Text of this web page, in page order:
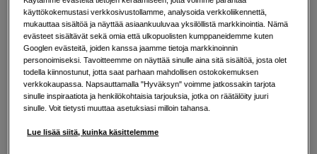
59 EUR
Määrä
Lisää ostoskoriin
käyttökokemustasi verkkosivustollamme, analysoida verkkoliikennettä,
mukauttaa sisältöä ja näyttää asiaankuuluvaa yksilöllistä markkinointia. Nämä
evästeet sisältävät sekä omia että ulkopuolisten kumppaneidemme kuten
Googlen evästeitä, joiden kanssa jaamme tietoja markkinoinnin
personoimiseksi. Tavoitteemme on näyttää sinulle aina sitä sisältöä, josta olet
todella kiinnostunut, jotta saat parhaan mahdollisen ostokokemuksen
verkkokaupassa. Napsauttamalla "Hyväksyn" voimme jatkossakin tarjota
sinulle inspiraatiota ja henkilökohtaisia tarjouksia, jotka on räätälöity juuri
sinulle. Voit tietysti muuttaa asetuksiasi milloin tahansa.
Lue lisää siitä, kuinka käsittelemme